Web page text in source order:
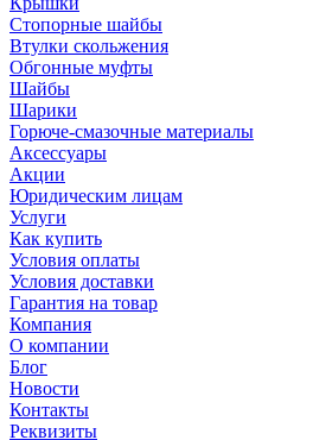
Стопорные шайбы
Втулки скольжения
Обгонные муфты
Шайбы
Шарики
Горюче-смазочные материалы
Аксессуары
Акции
Юридическим лицам
Услуги
Как купить
Условия оплаты
Условия доставки
Гарантия на товар
Компания
О компании
Блог
Новости
Контакты
Реквизиты